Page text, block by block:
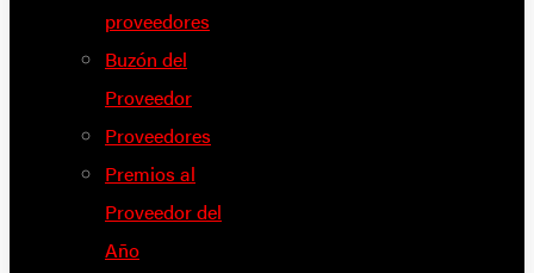
proveedores
Buzón del
Proveedor
Proveedores
Premios al
Proveedor del
Año